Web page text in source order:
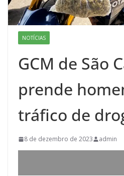
NOTÍCIAS
GCM de São
prende
tráfico de
8 de dezembro de 2023 admin